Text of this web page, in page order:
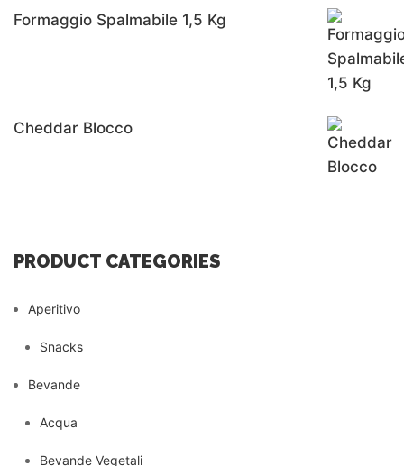
Formaggio Spalmabile 1,5 Kg
Cheddar Blocco
PRODUCT CATEGORIES
Aperitivo
Snacks
Bevande
Acqua
Bevande Vegetali